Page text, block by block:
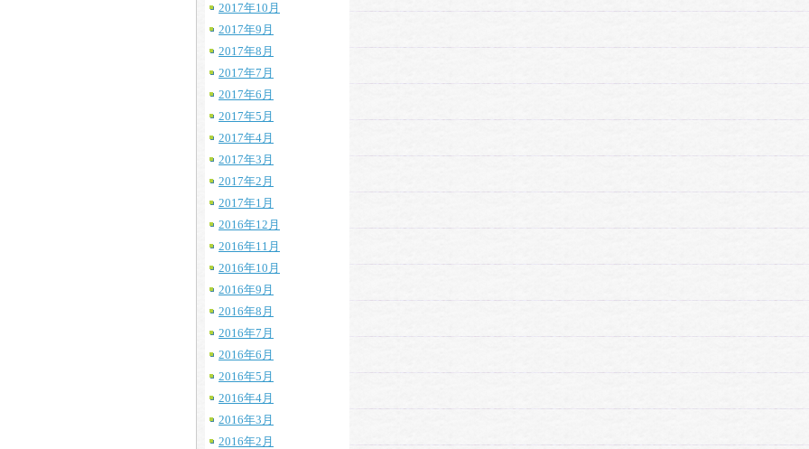
2017年10月
2017年9月
2017年8月
2017年7月
2017年6月
2017年5月
2017年4月
2017年3月
2017年2月
2017年1月
2016年12月
2016年11月
2016年10月
2016年9月
2016年8月
2016年7月
2016年6月
2016年5月
2016年4月
2016年3月
2016年2月